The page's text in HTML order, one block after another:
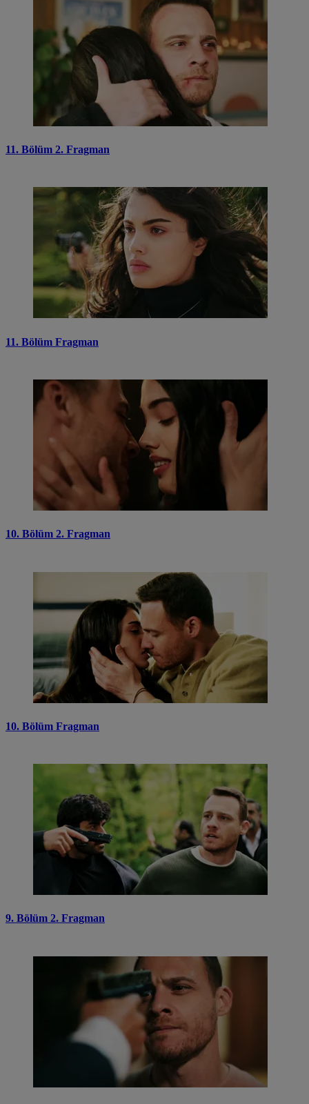
11. Bölüm 2. Fragman
11. Bölüm Fragman
10. Bölüm 2. Fragman
10. Bölüm Fragman
9. Bölüm 2. Fragman